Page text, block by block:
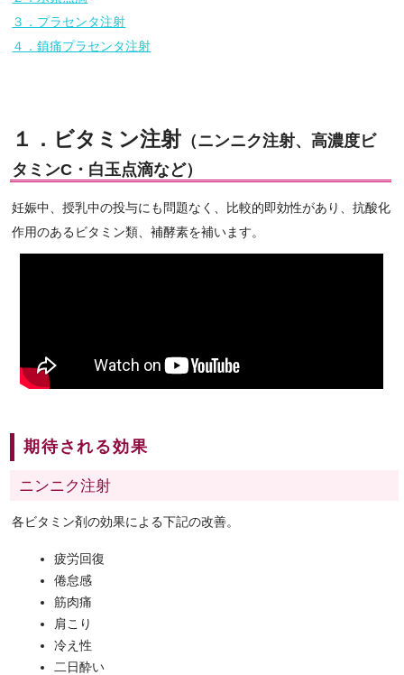
３．プラセンタ注射
４．鎮痛プラセンタ注射
１．ビタミン注射 （ニンニク注射、高濃度ビ
タミンC・白玉点滴など）
妊娠中、授乳中の投与にも問題なく、比較的即効性があり、抗酸化
作用のあるビタミン類、補酵素を補います。
期待される効果
ニンニク注射
各ビタミン剤の効果による下記の改善。
疲労回復
倦怠感
筋肉痛
肩こり
冷え性
二日酔い